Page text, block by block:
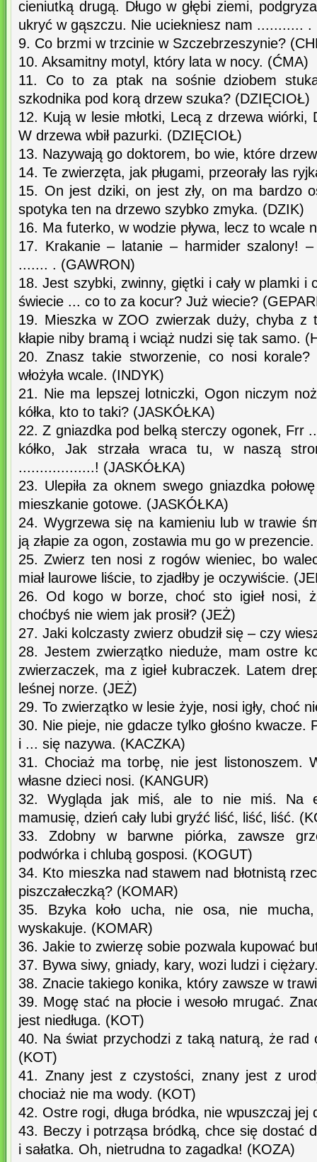
cieniutką drugą. Długo w głębi ziemi,
ukryć w gąszczu. Nie uciekniesz nam ........... .
9. Co brzmi w trzcinie w Szczebrzeszynie?
10. Aksamitny motyl, który lata w nocy. (ĆMA)
11. Co to za ptak na sośnie dziobem
szkodnika pod korą drzew szuka? (DZIĘCIOŁ)
12. Kują w lesie młotki, Lecą z drzewa wiórki,
W drzewa wbił pazurki. (DZIĘCIOŁ)
13. Nazywają go doktorem, bo wie, które
14. Te zwierzęta, jak pługami, przeorały las
15. On jest dziki, on jest zły, on ma bardzo
spotyka ten na drzewo szybko zmyka. (DZIK)
16. Ma futerko, w wodzie pływa, lecz to wcale
17. Krakanie – latanie – harmider szalony!
....... . (GAWRON)
18. Jest szybki, zwinny, giętki i cały w plamki i
świecie ... co to za kocur? Już wiecie?
19. Mieszka w ZOO zwierzak duży, chyba z
kłapie niby bramą i wciąż nudzi się tak samo.
20. Znasz takie stworzenie, co nosi
włożyła wcale. (INDYK)
21. Nie ma lepszej lotniczki, Ogon niczym
kółka, kto to taki? (JASKÓŁKA)
22. Z gniazdka pod belką sterczy ogonek, Frr
kółko, Jak strzała wraca tu, w naszą
..................! (JASKÓŁKA)
23. Ulepiła za oknem swego gniazdka
mieszkanie gotowe. (JASKÓŁKA)
24. Wygrzewa się na kamieniu lub w trawie
ją złapie za ogon, zostawia mu go w
25. Zwierz ten nosi z rogów wieniec, bo
miał laurowe liście, to zjadłby je oczywiście.
26. Od kogo w borze, choć sto igieł nosi,
choćbyś nie wiem jak prosił? (JEŻ)
27. Jaki kolczasty zwierz obudził się – czy
28. Jestem zwierzątko nieduże, mam ostre
zwierzaczek, ma z igieł kubraczek. Latem
leśnej norze. (JEŻ)
29. To zwierzątko w lesie żyje, nosi igły, choć
30. Nie pieje, nie gdacze tylko głośno kwacze.
i ... się nazywa. (KACZKA)
31. Chociaż ma torbę, nie jest listonoszem.
własne dzieci nosi. (KANGUR)
32. Wygląda jak miś, ale to nie miś. Na
mamusię, dzień cały lubi gryźć liść, liść, liść.
33. Zdobny w barwne piórka, zawsze
podwórka i chlubą gosposi. (KOGUT)
34. Kto mieszka nad stawem nad błotnistą
piszczałeczką? (KOMAR)
35. Bzyka koło ucha, nie osa, nie
wyskakuje. (KOMAR)
36. Jakie to zwierzę sobie pozwala kupować
37. Bywa siwy, gniady, kary, wozi ludzi i
38. Znacie takiego konika, który zawsze w
39. Mogę stać na płocie i wesoło mrugać.
jest niedługa. (KOT)
40. Na świat przychodzi z taką naturą, że rad
(KOT)
41. Znany jest z czystości, znany jest z
chociaż nie ma wody. (KOT)
42. Ostre rogi, długa bródka, nie wpuszczaj jej
43. Beczy i potrząsa bródką, chce się dostać
i sałatka. Oh, nietrudna to zagadka! (KOZA)